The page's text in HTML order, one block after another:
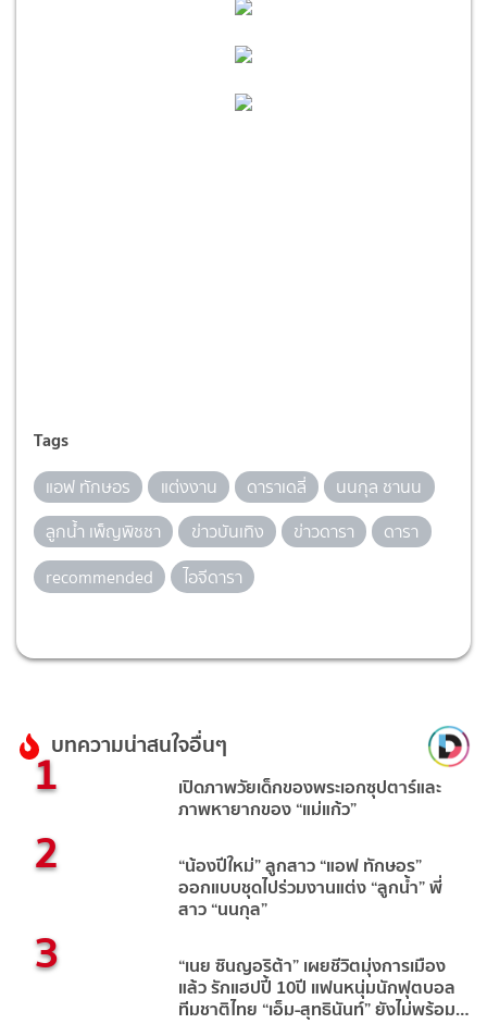
Tags
แอฟ ทักษอร แต่งงาน ดาราเดลี่
นนกุล ชานน
ลูกน้ำ เพ็ญพิชชา
ข่าวบันเทิง ข่าวดารา
ดารา
recommended
ไอจีดารา
บทความน่าสนใจอื่นๆ
1 เปิดภาพวัยเด็กของพระเอกซุปตาร์และ
ภาพหายากของ “แม่แก้ว”
2 “น้องปีใหม่” ลูกสาว “แอฟ ทักษอร”
ออกแบบชุดไปร่วมงานแต่ง “ลูกน้ำ” พี่
สาว “นนกุล”
3 “เนย ซินญอริต้า” เผยชีวิตมุ่งการเมือง
แล้ว รักแฮปปี้ 10ปี แฟนหนุ่มนักฟุตบอล
ทีมชาติไทย “เอ็ม-สุทธินันท์” ยังไม่พร้อม